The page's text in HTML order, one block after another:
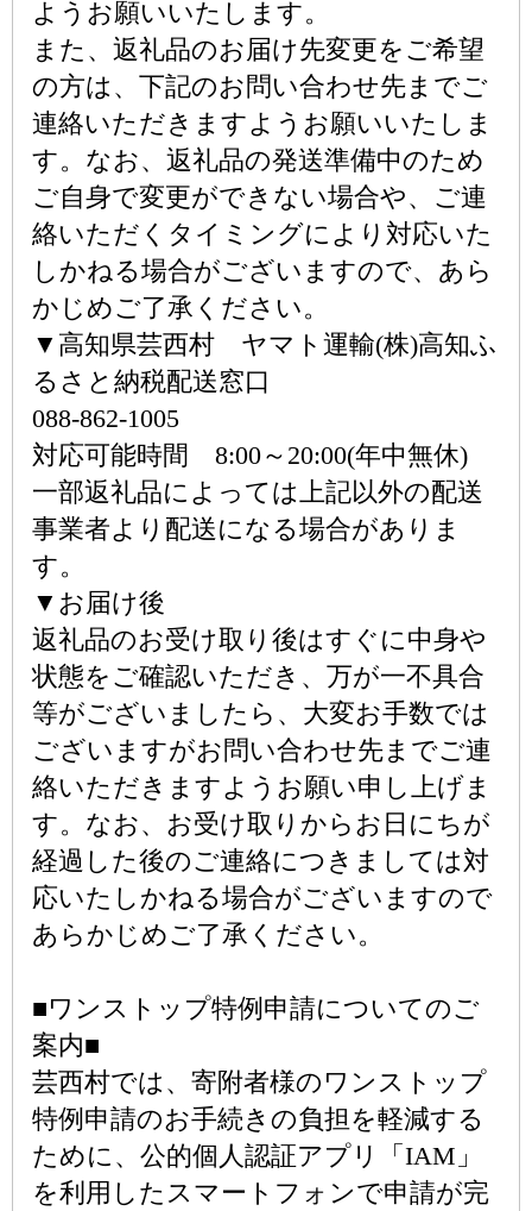
ようお願いいたします。
また、返礼品のお届け先変更をご希望
の方は、下記のお問い合わせ先までご
連絡いただきますようお願いいたしま
す。なお、返礼品の発送準備中のため
ご自身で変更ができない場合や、ご連
絡いただくタイミングにより対応いた
しかねる場合がございますので、あら
かじめご了承ください。
▼高知県芸西村 ヤマト運輸(株)高知ふ
るさと納税配送窓口
088-862-1005
対応可能時間 8:00～20:00(年中無休)
一部返礼品によっては上記以外の配送
事業者より配送になる場合がありま
す。
▼お届け後
返礼品のお受け取り後はすぐに中身や
状態をご確認いただき、万が一不具合
等がございましたら、大変お手数では
ございますがお問い合わせ先までご連
絡いただきますようお願い申し上げま
す。なお、お受け取りからお日にちが
経過した後のご連絡につきましては対
応いたしかねる場合がございますので
あらかじめご了承ください。
■ワンストップ特例申請についてのご
案内■
芸西村では、寄附者様のワンストップ
特例申請のお手続きの負担を軽減する
ために、公的個人認証アプリ「IAM」
を利用したスマートフォンで申請が完